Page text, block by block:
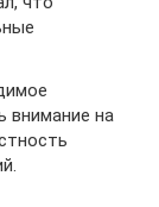
внимание на